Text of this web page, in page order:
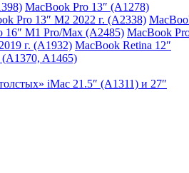
MacBook Pro 13″ (A1278)
Pro 13″ M2 2022 г. (A2338)
16″ M1 Pro/Max (A2485) MacBook
г. (A1932) MacBook Retina 12″
A1465)
iMac 21.5″ (A1311) и 27″